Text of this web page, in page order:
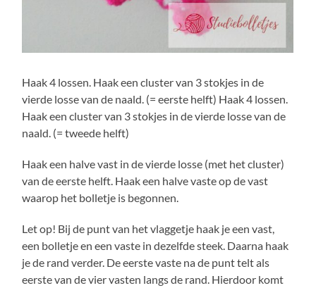
Haak 4 lossen. Haak een cluster van 3 stokjes in de
vierde losse van de naald. (= eerste helft) Haak 4 lossen.
Haak een cluster van 3 stokjes in de vierde losse van de
naald. (= tweede helft)
Haak een halve vast in de vierde losse (met het cluster)
van de eerste helft. Haak een halve vaste op de vast
waarop het bolletje is begonnen.
Let op! Bij de punt van het vlaggetje haak je een vast,
een bolletje en een vaste in dezelfde steek. Daarna haak
je de rand verder. De eerste vaste na de punt telt als
eerste van de vier vasten langs de rand. Hierdoor komt